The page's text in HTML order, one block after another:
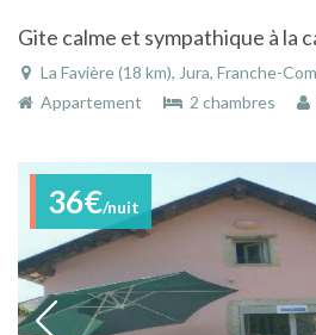
Gite calme et sympathique à la
La Favière (18 km), Jura, Franche-Comté,
Appartement
2 chambres
36€/nuit